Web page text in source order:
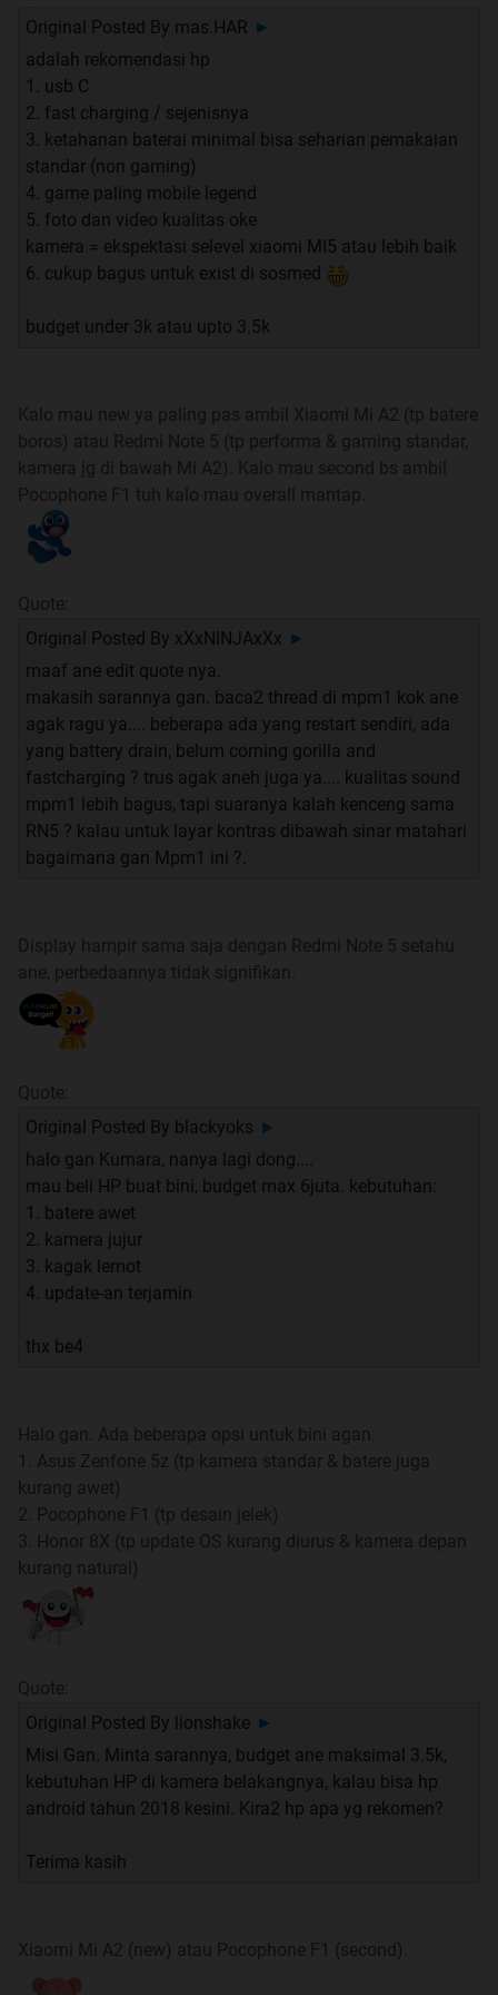
Di sini tempatnya untuk bertanya jawab dan
konsultasi sebelum memilih android yang agan perlukan
Jika ingin berkonsultasi dengan menyertakan OS
selain Android bisa
tentang powerbank bisake sini
silakanke sini.
Android:
Credit to TS terdahulu
phoenix137
Untuk TS saat ini adalah ID bersama yang diurus oleh
Jika ada yang ingin mengajukan diri sebagai kontributor
menghubungi kontributor yang masih aktif di atas.
Jika ada yang mereview atau mengkomparasikan HH yg
pernah digunakan dan ingin review komparasinya
dipajang di page 1 juga dapat menghubungi kontributor
yang masih aktif di atas.
Note:
- DI SINI TEMPAT UNTUK KONSULTASI, MEMBERIKAN
UNTUK FANBOY
- jika pertanyaannya bersifat spesifik ke handheld yang
dimaksud, lebih baik bisa langsung bertanya ke thread
handheld yang sudah tersedia. listnya bisa dilihat
CORNER
Quote:
Exclamation Rules Handphone & Tablet Corner
1. Gunakan fasilitas search sebelum posting.
permasalahan Anda bila Anda bergabung di lounge
tempat diskusi yang sesuai dengan hp Anda.
2. Bahasa didalam HP&Tablet Corner
Gunakan bahasa Indonesia yang sopan. Berhati-hati
menggunakan kata-kata dalam berdiskusi karena apa
yang diri sendiri anggap baik dan sopan mungkin
sangat diharapkan karena kata-kata tidak memiliki
intonasi dan salah penempatan tanda baca bisa berarti
lain bagi yang membaca.
dengan pornografi baik berupa gambar, suara, video dan
Original Posted By mas.HAR ►
adalah rekomendasi hp
1. usb C
2. fast charging / sejenisnya
3. ketahanan baterai minimal bisa seharian pemakaian
standar (non gaming)
4. game paling mobile legend
5. foto dan video kualitas oke
kamera = ekspektasi selevel xiaomi MI5 atau lebih baik
6. cukup bagus untuk exist di sosmed
budget under 3k atau upto 3.5k
Kalo mau new ya paling pas ambil Xiaomi Mi A2 (tp batere
boros) atau Redmi Note 5 (tp performa & gaming standar,
kamera jg di bawah Mi A2). Kalo mau second bs ambil
Pocophone F1 tuh kalo mau overall mantap.
Quote:
Original Posted By xXxNINJAxXx ►
maaf ane edit quote nya.
makasih sarannya gan. baca2 thread di mpm1 kok ane
agak ragu ya.... beberapa ada yang restart sendiri, ada
yang battery drain, belum corning gorilla and
fastcharging ? trus agak aneh juga ya.... kualitas sound
mpm1 lebih bagus, tapi suaranya kalah kenceng sama
RN5 ? kalau untuk layar kontras dibawah sinar matahari
bagaimana gan Mpm1 ini ?.
Display hampir sama saja dengan Redmi Note 5 setahu
ane, perbedaannya tidak signifikan.
Quote:
Original Posted By blackyoks ►
halo gan Kumara, nanya lagi dong....
mau beli HP buat bini, budget max 6juta. kebutuhan:
1. batere awet
2. kamera jujur
3. kagak lemot
4. update-an terjamin
thx be4
Halo gan. Ada beberapa opsi untuk bini agan:
1. Asus Zenfone 5z (tp kamera standar & batere juga
kurang awet)
2. Pocophone F1 (tp desain jelek)
3. Honor 8X (tp update OS kurang diurus & kamera depan
kurang natural)
Quote:
Original Posted By lionshake ►
Misi Gan. Minta sarannya, budget ane maksimal 3.5k,
kebutuhan HP di kamera belakangnya, kalau bisa hp
android tahun 2018 kesini. Kira2 hp apa yg rekomen?
Terima kasih
Xiaomi Mi A2 (new) atau Pocophone F1 (second).